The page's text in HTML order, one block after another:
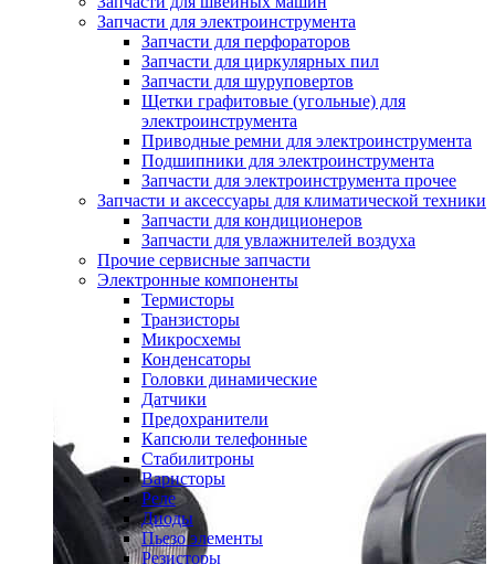
Запчасти для электроинструмента
Запчасти для перфораторов
Запчасти для циркулярных пил
Запчасти для шуруповертов
Щетки графитовые (угольные) для
электроинструмента
Приводные ремни для электроинструмента
Подшипники для электроинструмента
Запчасти для электроинструмента прочее
Запчасти и аксессуары для климатической техники
Запчасти для кондиционеров
Запчасти для увлажнителей воздуха
Прочие сервисные запчасти
Электронные компоненты
Термисторы
Транзисторы
Микросхемы
Конденсаторы
Головки динамические
Датчики
Предохранители
Капсюли телефонные
Стабилитроны
Варисторы
Реле
Диоды
Пьезо элементы
Резисторы